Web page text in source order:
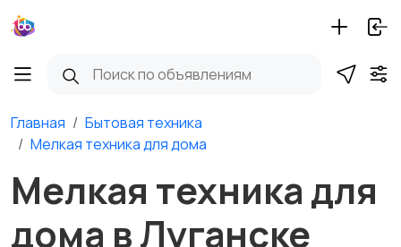
Главная
Бытовая техника
Мелкая техника для дома
Мелкая техника для
дома в Луганске